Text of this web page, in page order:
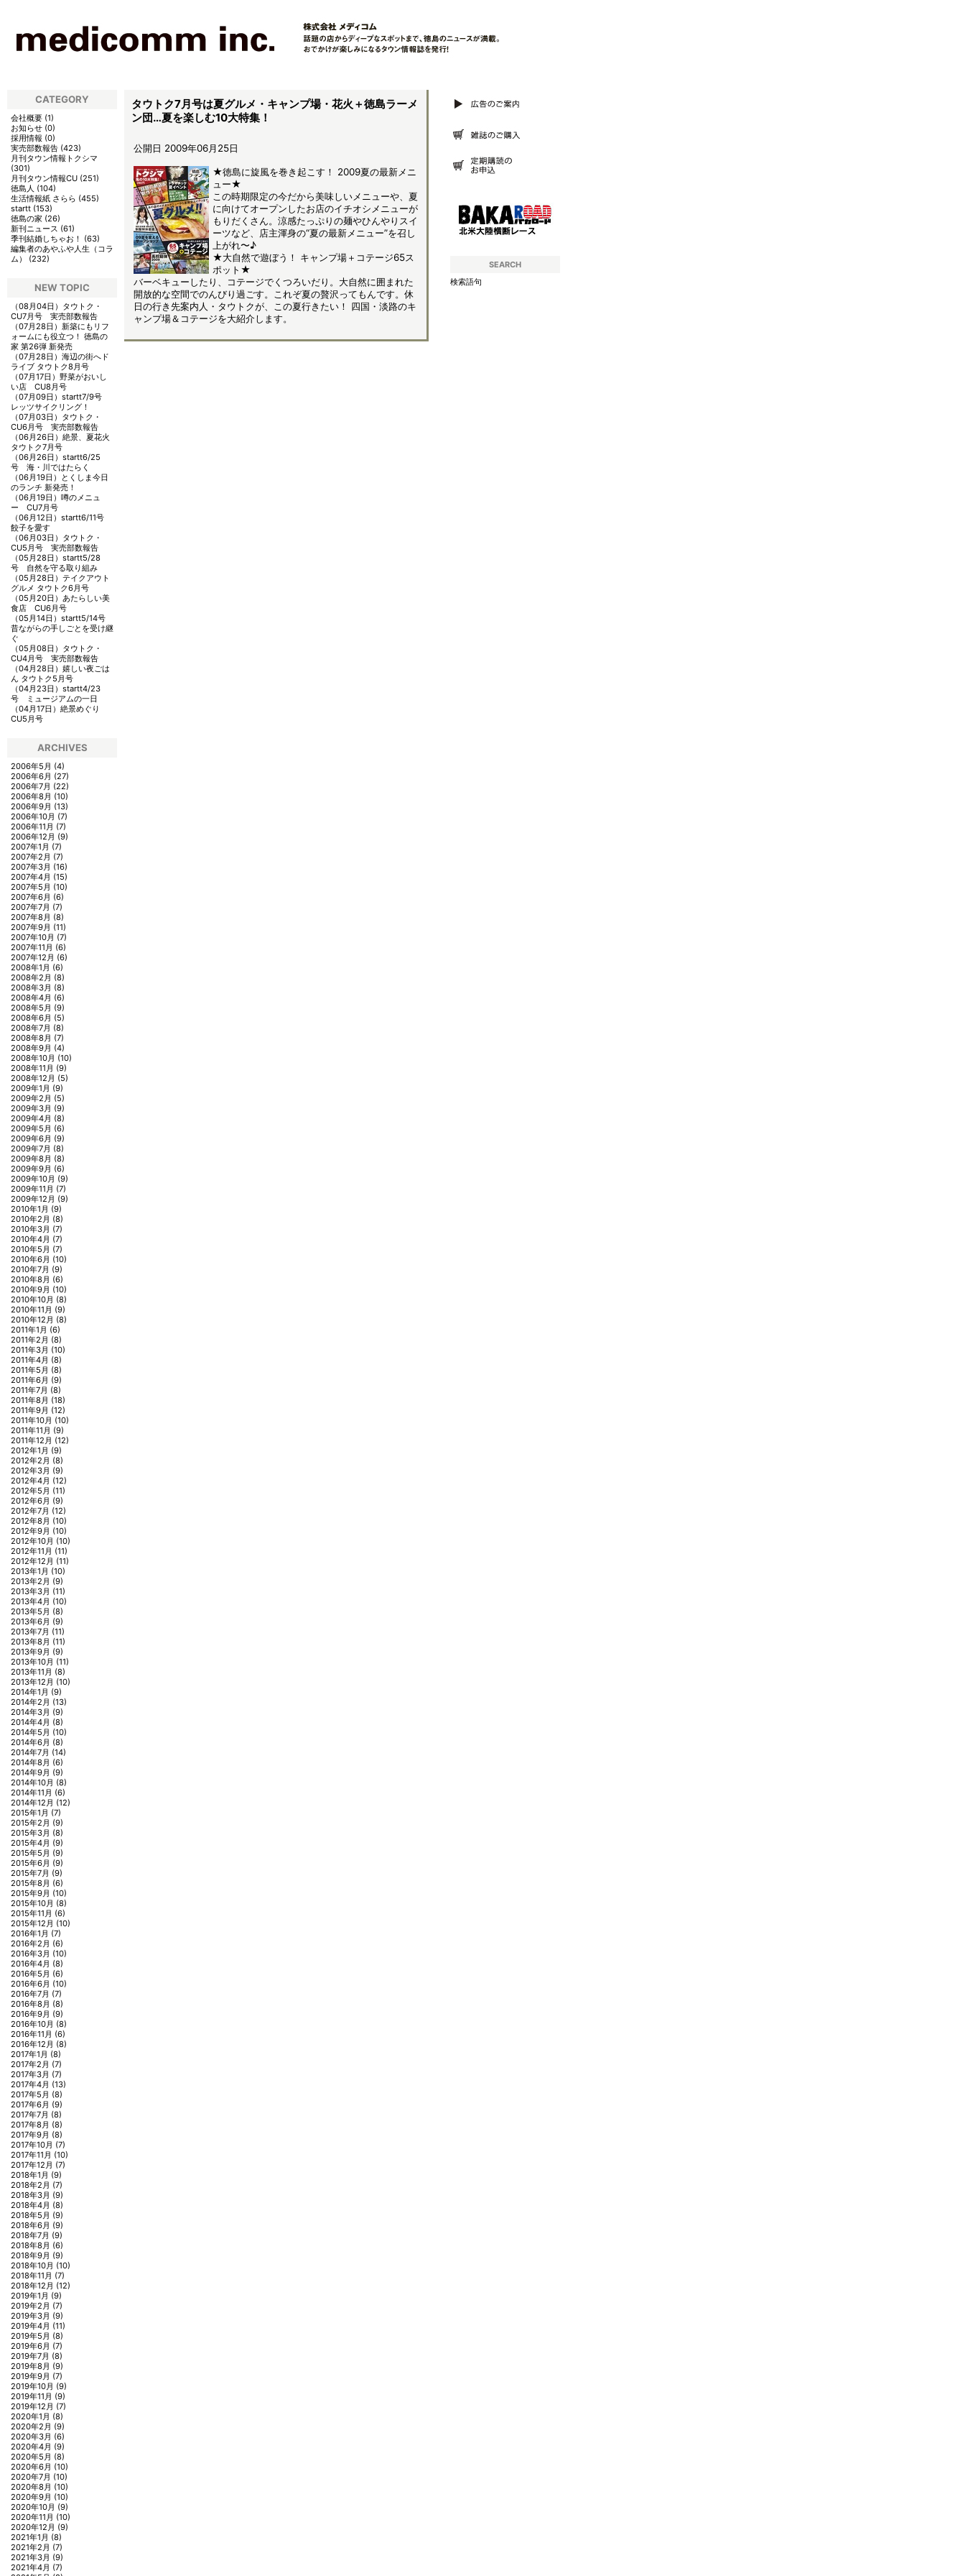
タウトク7月号は夏グルメ・キャンプ場・花火＋徳島ラーメ
ン団…夏を楽しむ10大特集！
公開日 2009年06月25日
★徳島に旋風を巻き起こす！ 2009夏の最新メニ
ュー★
この時期限定の今だから美味しいメニューや、夏
に向けてオープンしたお店のイチオシメニューが
もりだくさん。涼感たっぷりの麺やひんやりスイ
ーツなど、店主渾身の“夏の最新メニュー”を召し
上がれ〜♪
★大自然で遊ぼう！ キャンプ場＋コテージ65ス
ポット★
バーベキューしたり、コテージでくつろいだり。大自然に囲まれた
開放的な空間でのんびり過ごす。これぞ夏の贅沢ってもんです。休
日の行き先案内人・タウトクが、この夏行きたい！ 四国・淡路のキ
ャンプ場＆コテージを大紹介します。
CATEGORY
会社概要 (1)
お知らせ (0)
採用情報 (0)
実売部数報告 (423)
月刊タウン情報トクシマ
(301)
月刊タウン情報CU (251)
徳島人 (104)
生活情報紙 さらら (455)
startt (153)
徳島の家 (26)
新刊ニュース (61)
季刊結婚しちゃお！
(63)
編集者のあやふや人生（コラ
ム）
(232)
NEW TOPIC
（08月04日） タウトク・
CU7月号 実売部数報告
（07月28日） 新築にもリフ
ォームにも役立つ！ 徳島の
家 第26弾 新発売
（07月28日） 海辺の街へド
ライブ タウトク8月号
（07月17日） 野菜がおいし
い店 CU8月号
（07月09日） startt7/9号
レッツサイクリング！
（07月03日） タウトク・
CU6月号 実売部数報告
（06月26日） 絶景、夏花火
タウトク7月号
（06月26日） startt6/25
号 海・川ではたらく
（06月19日）
とくしま今日
のランチ 新発売！
（06月19日） 噂のメニュ
ー CU7月号
（06月12日） startt6/11号
餃子を愛す
（06月03日） タウトク・
CU5月号 実売部数報告
（05月28日） startt5/28
号 自然を守る取り組み
（05月28日） テイクアウト
グルメ タウトク6月号
（05月20日） あたらしい美
食店 CU6月号
（05月14日） startt5/14号
昔ながらの手しごとを受け継
ぐ
（05月08日） タウトク・
CU4月号 実売部数報告
（04月28日） 嬉しい夜ごは
ん タウトク5月号
（04月23日） startt4/23
号 ミュージアムの一日
（04月17日） 絶景めぐり
CU5月号
ARCHIVES
2006年5月 (4)
2006年6月 (27)
2006年7月 (22)
2006年8月 (10)
2006年9月 (13)
2006年10月 (7)
2006年11月 (7)
2006年12月 (9)
2007年1月 (7)
2007年2月 (7)
2007年3月 (16)
2007年4月 (15)
2007年5月 (10)
2007年6月 (6)
2007年7月 (7)
2007年8月 (8)
2007年9月 (11)
2007年10月 (7)
2007年11月 (6)
2007年12月 (6)
2008年1月 (6)
2008年2月 (8)
2008年3月 (8)
2008年4月 (6)
2008年5月 (9)
2008年6月 (5)
2008年7月 (8)
2008年8月 (7)
2008年9月 (4)
2008年10月 (10)
2008年11月 (9)
2008年12月 (5)
2009年1月 (9)
2009年2月 (5)
2009年3月 (9)
2009年4月 (8)
2009年5月 (6)
2009年6月 (9)
2009年7月 (8)
2009年8月 (8)
2009年9月 (6)
2009年10月 (9)
2009年11月 (7)
2009年12月 (9)
2010年1月 (9)
2010年2月 (8)
2010年3月 (7)
2010年4月 (7)
2010年5月 (7)
2010年6月 (10)
2010年7月 (9)
2010年8月 (6)
2010年9月 (10)
2010年10月 (8)
2010年11月 (9)
2010年12月 (8)
2011年1月 (6)
2011年2月 (8)
2011年3月 (10)
2011年4月 (8)
2011年5月 (8)
2011年6月 (9)
2011年7月 (8)
2011年8月 (18)
2011年9月 (12)
2011年10月 (10)
2011年11月 (9)
2011年12月 (12)
2012年1月 (9)
2012年2月 (8)
2012年3月 (9)
2012年4月 (12)
2012年5月 (11)
2012年6月 (9)
2012年7月 (12)
2012年8月 (10)
2012年9月 (10)
2012年10月 (10)
2012年11月 (11)
2012年12月 (11)
2013年1月 (10)
2013年2月 (9)
2013年3月 (11)
2013年4月 (10)
2013年5月 (8)
2013年6月 (9)
2013年7月 (11)
2013年8月 (11)
2013年9月 (9)
2013年10月 (11)
2013年11月 (8)
2013年12月 (10)
2014年1月 (9)
2014年2月 (13)
2014年3月 (9)
2014年4月 (8)
2014年5月 (10)
2014年6月 (8)
2014年7月 (14)
2014年8月 (6)
2014年9月 (9)
2014年10月 (8)
2014年11月 (6)
2014年12月 (12)
2015年1月 (7)
2015年2月 (9)
2015年3月 (8)
2015年4月 (9)
2015年5月 (9)
2015年6月 (9)
2015年7月 (9)
2015年8月 (6)
2015年9月 (10)
2015年10月 (8)
2015年11月 (6)
2015年12月 (10)
2016年1月 (7)
2016年2月 (6)
2016年3月 (10)
2016年4月 (8)
2016年5月 (6)
2016年6月 (10)
2016年7月 (7)
2016年8月 (8)
2016年9月 (9)
2016年10月 (8)
2016年11月 (6)
2016年12月 (8)
2017年1月 (8)
2017年2月 (7)
2017年3月 (7)
2017年4月 (13)
2017年5月 (8)
2017年6月 (9)
2017年7月 (8)
2017年8月 (8)
2017年9月 (8)
2017年10月 (7)
2017年11月 (10)
2017年12月 (7)
2018年1月 (9)
2018年2月 (7)
2018年3月 (9)
2018年4月 (8)
2018年5月 (9)
2018年6月 (9)
2018年7月 (9)
2018年8月 (6)
2018年9月 (9)
2018年10月 (10)
2018年11月 (7)
2018年12月 (12)
2019年1月 (9)
2019年2月 (7)
2019年3月 (9)
2019年4月 (11)
2019年5月 (8)
2019年6月 (7)
2019年7月 (8)
2019年8月 (9)
2019年9月 (7)
2019年10月 (9)
2019年11月 (9)
2019年12月 (7)
2020年1月 (8)
2020年2月 (9)
2020年3月 (6)
2020年4月 (9)
2020年5月 (8)
2020年6月 (10)
2020年7月 (10)
2020年8月 (10)
2020年9月 (10)
2020年10月 (9)
2020年11月 (10)
2020年12月 (9)
2021年1月 (8)
2021年2月 (7)
2021年3月 (9)
2021年4月 (7)
SEARCH
検索語句